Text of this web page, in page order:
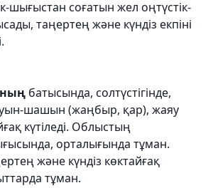
шығыстан соғатын жел оңтүстік-
таңертең және күндіз екпіні
батысында, солтүстігінде,
шашын (жаңбыр, қар), жаяу
күтіледі. Облыстың
орталығында тұман.
және күндіз көктайғақ
тұман.